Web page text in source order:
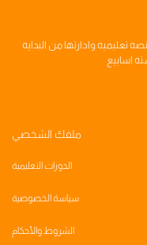
تعليميه وادارتها من البدايه
اسابيع
ملفك الشخصي
الدورات التعليمية
سياسة الخصوصية
الشروط والأحكام